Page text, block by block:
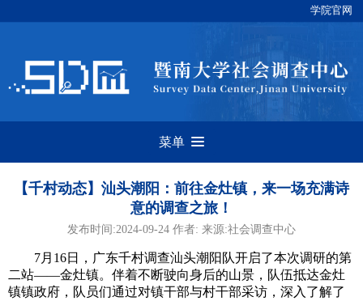
学院官网
菜单
【千村动态】汕头潮阳：前往金灶镇，来一场充满诗
意的调查之旅！
发布时间:2024-09-24 作者: 来源:社会调查中心
7月16日，广东千村调查汕头潮阳队开启了本次调研的第
二站——金灶镇。伴着不断驶向身后的山景，队伍抵达金灶
镇镇政府，队员们通过对镇干部与村干部采访，深入了解了